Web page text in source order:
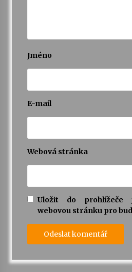
Jméno
E-mail
Webová stránka
Uložit do prohlížeče
webovou stránku pro